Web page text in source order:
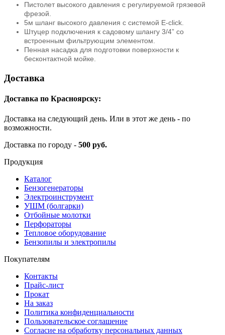
Пистолет высокого давления с регулируемой грязевой
фрезой.
5м шланг высокого давления c системой E-click.
Штуцер подключения к садовому шлангу 3/4” со
встроенным фильтрующим элементом.
Пенная насадка для подготовки поверхности к
бесконтактной мойке.
Доставка
Доставка по Красноярску:
Доставка на следующий день. Или в этот же день - по
возможности.
Доставка по городу - 500 руб.
Продукция
Каталог
Бензогенераторы
Электроинструмент
УШМ (болгарки)
Отбойные молотки
Перфораторы
Тепловое оборудование
Бензопилы и электропилы
Покупателям
Контакты
Прайс-лист
Прокат
На заказ
Политика конфиденциальности
Пользовательское соглашение
Согласие на обработку персональных данных